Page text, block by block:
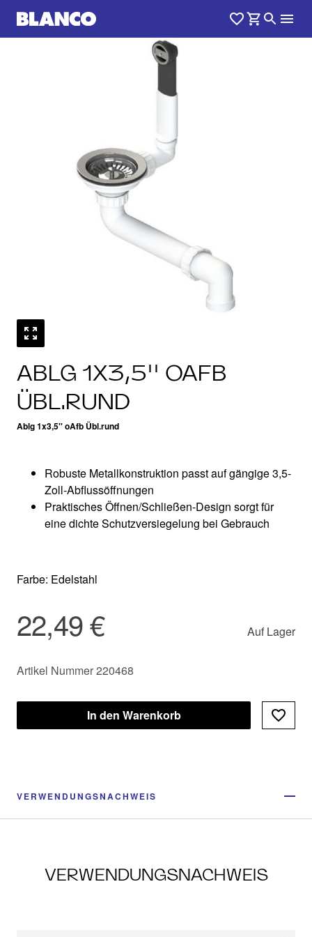
ABLG 1X3,5'' OAFB
ÜBL.RUND
Ablg 1x3,5'' oAfb Übl.rund
Robuste Metallkonstruktion passt auf gängige 3,5-
Zoll-Abflussöffnungen
Praktisches Öffnen/Schließen-Design sorgt für
eine dichte Schutzversiegelung bei Gebrauch
Farbe: Edelstahl
22,49 € Auf Lager
Artikel Nummer 220468
In den Warenkorb
VERWENDUNGSNACHWEIS
VERWENDUNGSNACHWEIS